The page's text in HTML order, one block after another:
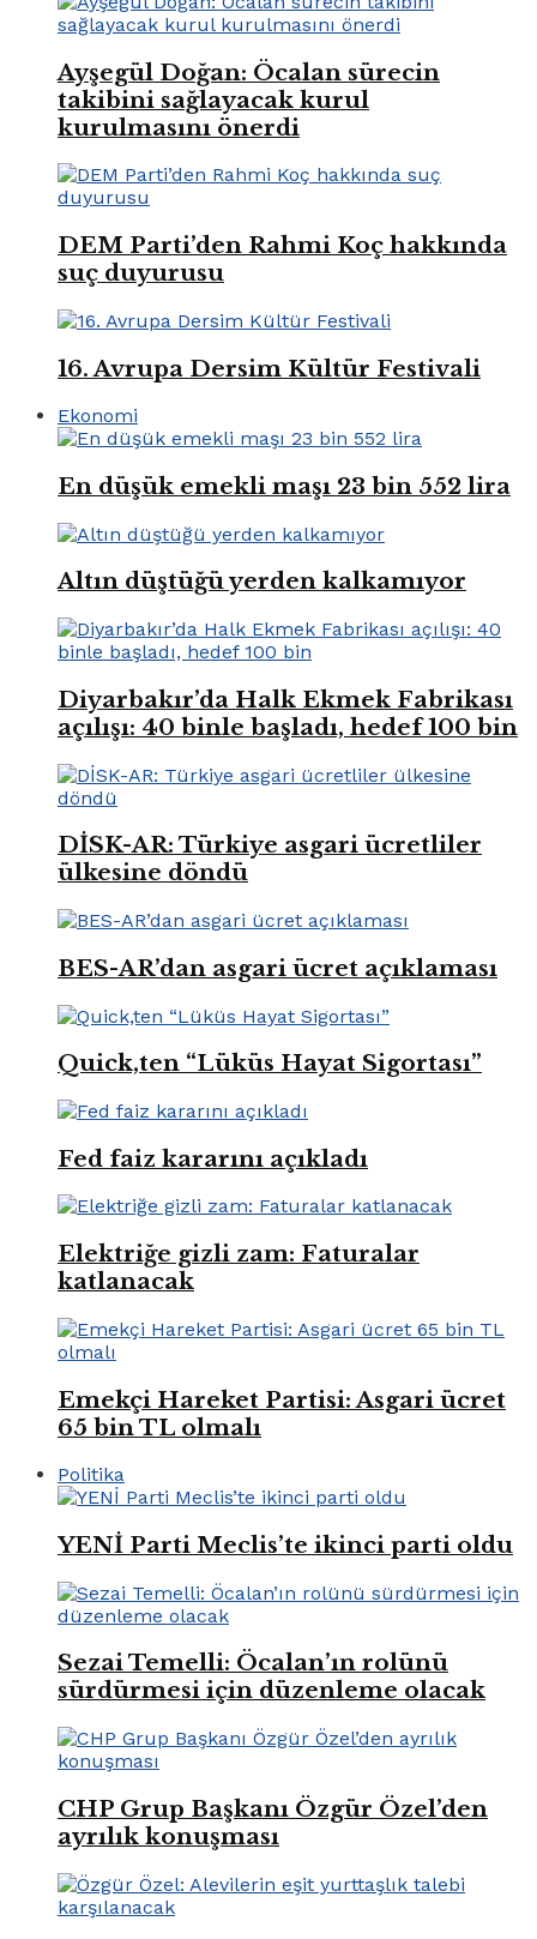
Ayşegül Doğan: Öcalan sürecin
takibini sağlayacak kurul
kurulmasını önerdi
DEM Parti’den Rahmi Koç hakkında
suç duyurusu
16. Avrupa Dersim Kültür Festivali
Ekonomi
En düşük emekli maşı 23 bin 552 lira
Altın düştüğü yerden kalkamıyor
Diyarbakır’da Halk Ekmek Fabrikası
açılışı: 40 binle başladı, hedef 100 bin
DİSK-AR: Türkiye asgari ücretliler
ülkesine döndü
BES-AR’dan asgari ücret açıklaması
Quick,ten “Lüküs Hayat Sigortası”
Fed faiz kararını açıkladı
Elektriğe gizli zam: Faturalar
katlanacak
Emekçi Hareket Partisi: Asgari ücret
65 bin TL olmalı
Politika
YENİ Parti Meclis’te ikinci parti oldu
Sezai Temelli: Öcalan’ın rolünü
sürdürmesi için düzenleme olacak
CHP Grup Başkanı Özgür Özel’den
ayrılık konuşması